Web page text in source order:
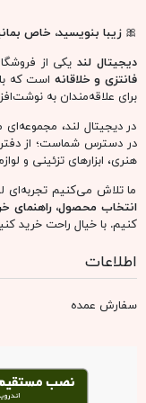
🎀زیبا بنویسید، خاص
دیجیتال لند یکی از
فانتزی و خلاقانه است که
برای علاقه‌مندان به
در دیجیتال لند،
در دسترس شماست؛ از
هنری، ابزارهای تزئینی و
ما تلاش می‌کنیم تجربه‌ای
انتخاب محصول، راهنمای
کنیم. با خیال راحت خرید
اطلاعات
سفارش عمده